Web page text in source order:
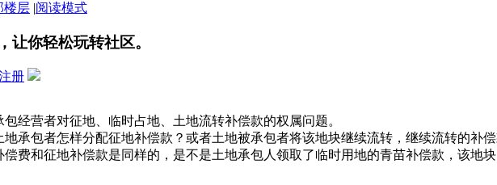
楼层 |阅读模式
让你轻松玩转社区。
册
经营者对征地、临时占地、土地流转补偿款的权属问题。
承包者怎样分配征地补偿款？或者土地被承包者将该地块继续流转，继续流转的补
费和征地补偿款是同样的，是不是土地承包人领取了临时用地的青苗补偿款，该地